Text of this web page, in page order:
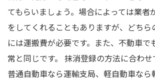
てもらいましょう。場合によっては業者
をしてくれることもありますが、どちら
には運搬費が必要です。また、不動車で
常と同じです。 抹消登録の方法に合わせ
普通自動車なら運輸支局、軽自動車な